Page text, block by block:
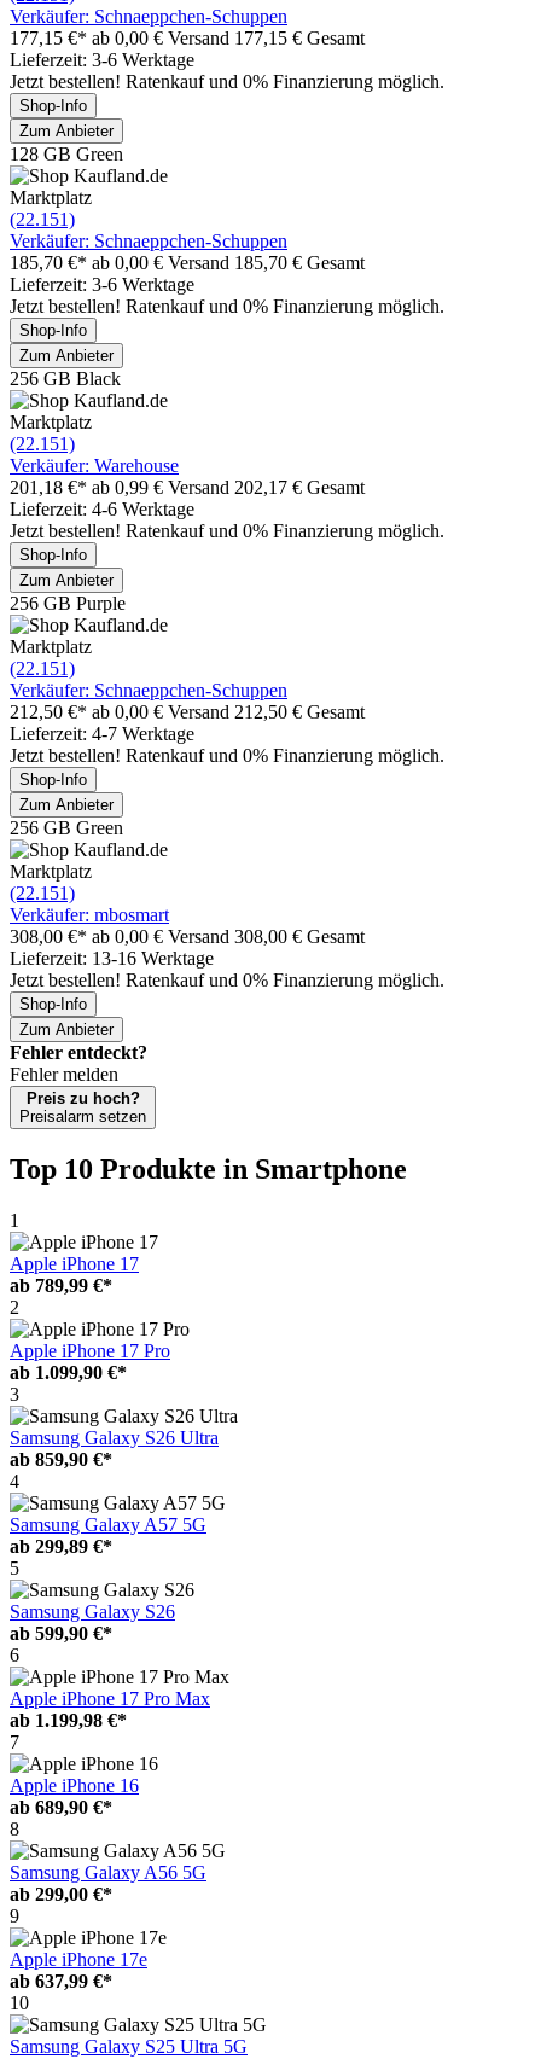
Verkäufer: Schnaeppchen-Schuppen
177,15 €* ab 0,00 € Versand 177,15 € Gesamt
Lieferzeit: 3-6 Werktage
Jetzt bestellen! Ratenkauf und 0% Finanzierung möglich.
Shop-Info
Zum Anbieter
128 GB Green
Marktplatz
(22.151)
Verkäufer: Schnaeppchen-Schuppen
185,70 €* ab 0,00 € Versand 185,70 € Gesamt
Lieferzeit: 3-6 Werktage
Jetzt bestellen! Ratenkauf und 0% Finanzierung möglich.
Shop-Info
Zum Anbieter
256 GB Black
Marktplatz
(22.151)
Verkäufer: Warehouse
201,18 €* ab 0,99 € Versand 202,17 € Gesamt
Lieferzeit: 4-6 Werktage
Jetzt bestellen! Ratenkauf und 0% Finanzierung möglich.
Shop-Info
Zum Anbieter
256 GB Purple
Marktplatz
(22.151)
Verkäufer: Schnaeppchen-Schuppen
212,50 €* ab 0,00 € Versand 212,50 € Gesamt
Lieferzeit: 4-7 Werktage
Jetzt bestellen! Ratenkauf und 0% Finanzierung möglich.
Shop-Info
Zum Anbieter
256 GB Green
Marktplatz
(22.151)
Verkäufer: mbosmart
308,00 €* ab 0,00 € Versand 308,00 € Gesamt
Lieferzeit: 13-16 Werktage
Jetzt bestellen! Ratenkauf und 0% Finanzierung möglich.
Shop-Info
Zum Anbieter
Fehler entdeckt?
Fehler melden
Preis zu hoch?
Preisalarm setzen
Top 10 Produkte in Smartphone
1
Apple iPhone 17
ab 789,99 €*
2
Apple iPhone 17 Pro
ab 1.099,90 €*
3
Samsung Galaxy S26 Ultra
ab 859,90 €*
4
Samsung Galaxy A57 5G
ab 299,89 €*
5
Samsung Galaxy S26
ab 599,90 €*
6
Apple iPhone 17 Pro Max
ab 1.199,98 €*
7
Apple iPhone 16
ab 689,90 €*
8
Samsung Galaxy A56 5G
ab 299,00 €*
9
Apple iPhone 17e
ab 637,99 €*
10
Samsung Galaxy S25 Ultra 5G